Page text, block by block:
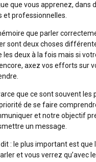
que vous apprenez, dans
et professionnelles.
que parler
sont deux choses
les deux à la fois mais si
axez vos efforts sur
que ce sont souvent les
de se faire
et notre objectif
un message.
: le plus important est que
et vous verrez qu’avec